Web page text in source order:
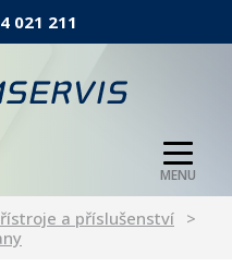
021 211
MENU
a příslušenství